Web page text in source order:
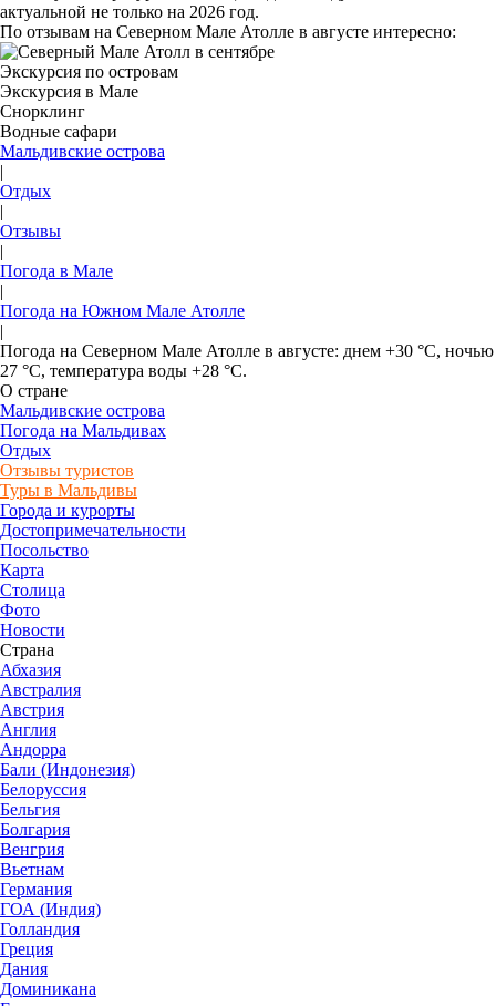
актуальной не только на 2026 год.
По отзывам на Северном Мале Атолле в августе интересно:
Экскурсия по островам
Экскурсия в Мале
Снорклинг
Водные сафари
Мальдивские острова
|
Отдых
|
Отзывы
|
Погода в Мале
|
Погода на Южном Мале Атолле
|
Погода на Северном Мале Атолле в августе: днем +30 °C, ночью
27 °C, температура воды +28 °C.
О стране
Мальдивские острова
Погода на Мальдивах
Отдых
Отзывы туристов
Туры в Мальдивы
Города и курорты
Достопримечательности
Посольство
Карта
Столица
Фото
Новости
Страна
Абхазия
Австралия
Австрия
Англия
Андорра
Бали (Индонезия)
Белоруссия
Бельгия
Болгария
Венгрия
Вьетнам
Германия
ГОА (Индия)
Голландия
Греция
Дания
Доминикана